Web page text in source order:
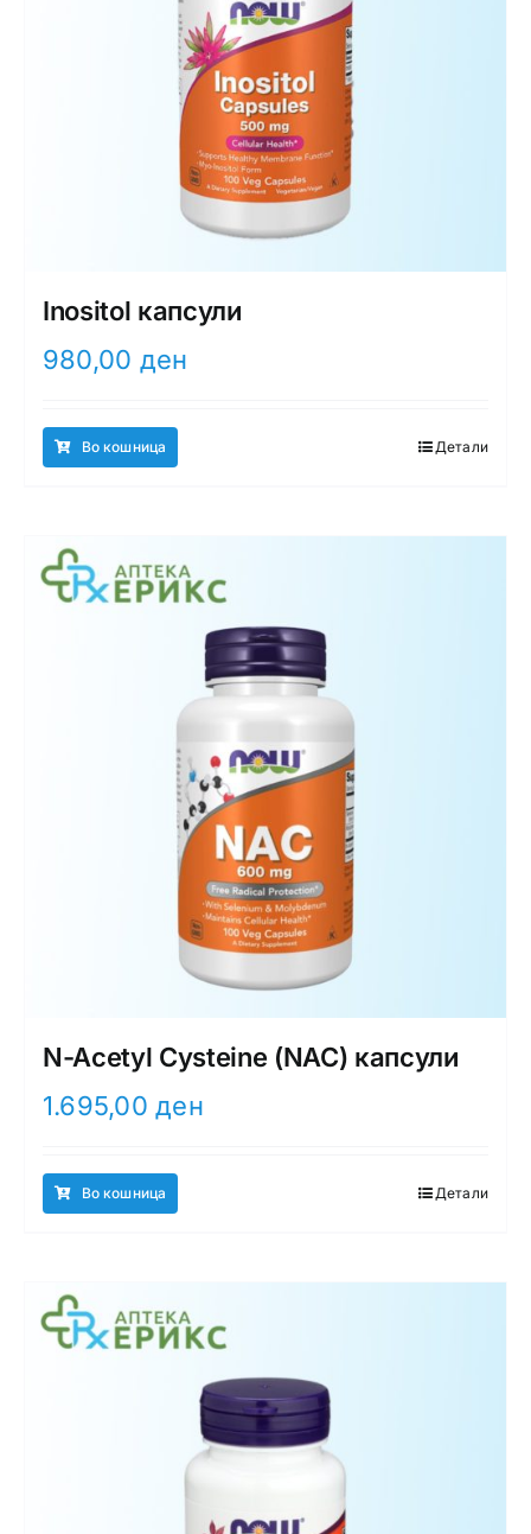
Inositol капсули
980,00 ден
Во кошница Детали
N-Acetyl Cysteine (NAC) капсули
1.695,00ден
Во кошница Детали